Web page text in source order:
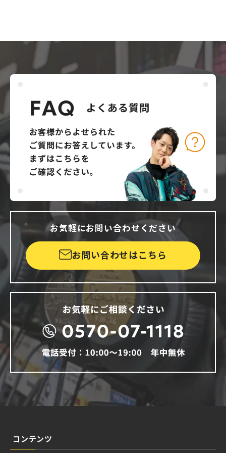
お気軽にお問い合わせください
お問い合わせはこちら
コンテンツ